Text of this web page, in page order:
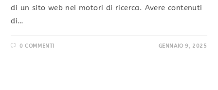
di un sito web nei motori di ricerca. Avere contenuti
di…
0 COMMENTI GENNAIO 9, 2025